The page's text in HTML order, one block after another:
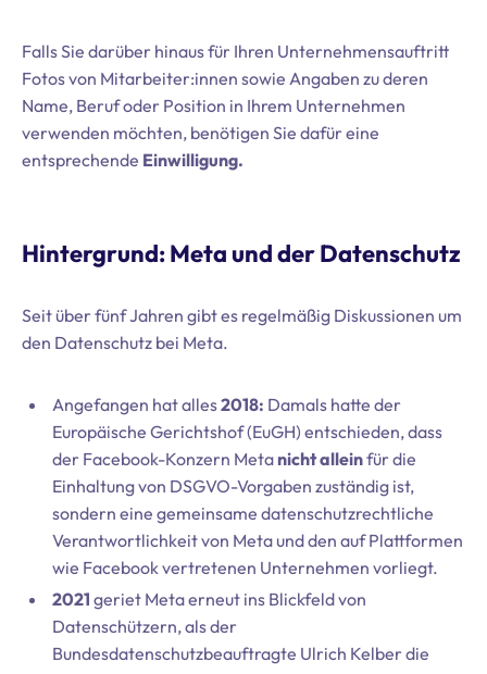
Falls Sie darüber hinaus für Ihren Unternehmensauftritt
Fotos von Mitarbeiter:innen sowie Angaben zu deren
Name, Beruf oder Position in Ihrem Unternehmen
verwenden möchten, benötigen Sie dafür eine
entsprechende Einwilligung.
Hintergrund: Meta und der Datenschutz
Seit über fünf Jahren gibt es regelmäßig Diskussionen um
den Datenschutz bei Meta.
Angefangen hat alles2018: Damals hatte der
Europäische Gerichtshof (EuGH) entschieden, dass
der Facebook-Konzern Metanicht alleinfür die
Einhaltung von DSGVO-Vorgaben zuständig ist,
sondern eine gemeinsame datenschutzrechtliche
Verantwortlichkeit von Meta und den auf Plattformen
wie Facebook vertretenen Unternehmen vorliegt.
2021 geriet Meta erneut ins Blickfeld von
Datenschützern, als der
Bundesdatenschutzbeauftragte Ulrich Kelber die